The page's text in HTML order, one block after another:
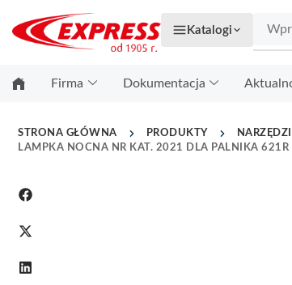
Katalogi
Firma Dokumentacja
STRONA GŁÓWNA PRODUKTY
LAMPKA NOCNA NR KAT. 2021 DLA PALNIKA 621R